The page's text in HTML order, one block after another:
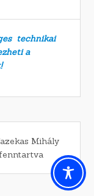
technikai
a
Mihály